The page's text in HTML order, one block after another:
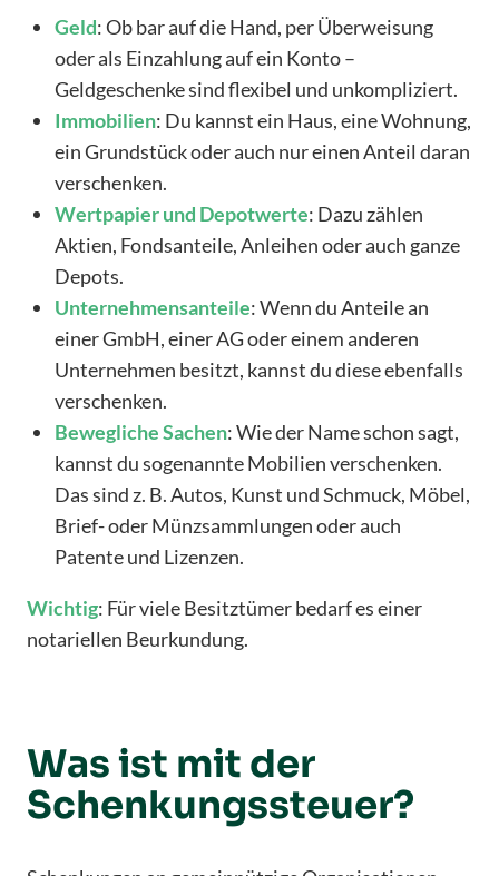
Geld: Ob bar auf die Hand, per Überweisung
oder als Einzahlung auf ein Konto –
Geldgeschenke sind flexibel und unkompliziert.
Immobilien: Du kannst ein Haus, eine Wohnung,
ein Grundstück oder auch nur einen Anteil daran
verschenken.
Wertpapierund Depotwerte: Dazu zählen
Aktien, Fondsanteile, Anleihen oder auch ganze
Depots.
Unternehmensanteile: Wenn du Anteile an
einer GmbH, einer AG oder einem anderen
Unternehmen besitzt, kannst du diese ebenfalls
verschenken.
BeweglicheSachen: Wie der Name schon sagt,
kannst du sogenannte Mobilien verschenken.
Das sind z. B. Autos, Kunst und Schmuck, Möbel,
Brief- oder Münzsammlungen oder auch
Patente und Lizenzen.
Wichtig: Für viele Besitztümer bedarf es einer
notariellen Beurkundung.
Was ist mit der
Schenkungssteuer?